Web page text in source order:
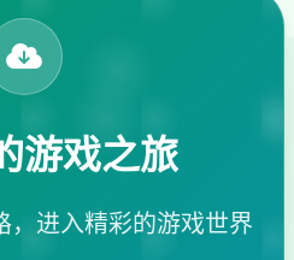
游戏之旅
，进入精彩的游戏世界